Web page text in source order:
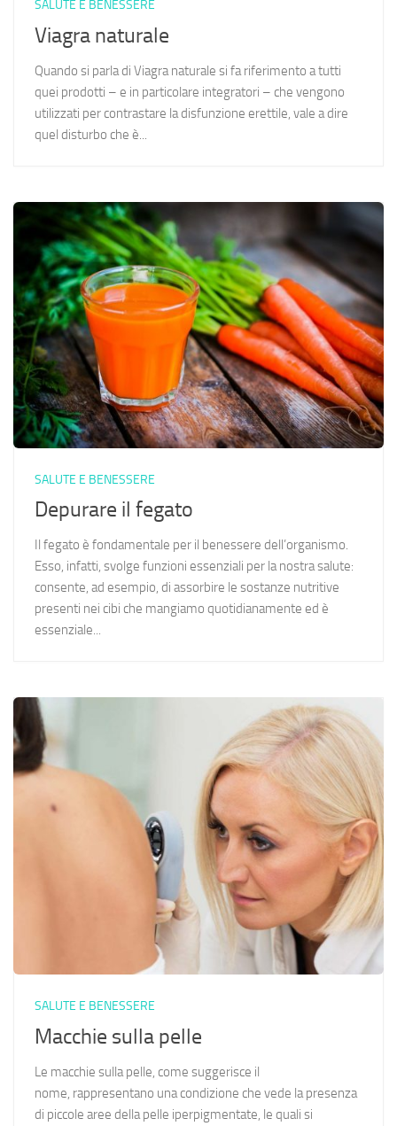
SALUTE E BENESSERE
Viagra naturale
Quando si parla di Viagra naturale si fa riferimento a tutti
quei prodotti – e in particolare integratori – che vengono
utilizzati per contrastare la disfunzione erettile, vale a dire
quel disturbo che è...
SALUTE E BENESSERE
Depurare il fegato
Il fegato è fondamentale per il benessere dell’organismo.
Esso, infatti, svolge funzioni essenziali per la nostra salute:
consente, ad esempio, di assorbire le sostanze nutritive
presenti nei cibi che mangiamo quotidianamente ed è
essenziale...
SALUTE E BENESSERE
Macchie sulla pelle
Le macchie sulla pelle, come suggerisce il
nome, rappresentano una condizione che vede la presenza
di piccole aree della pelle iperpigmentate, le quali si